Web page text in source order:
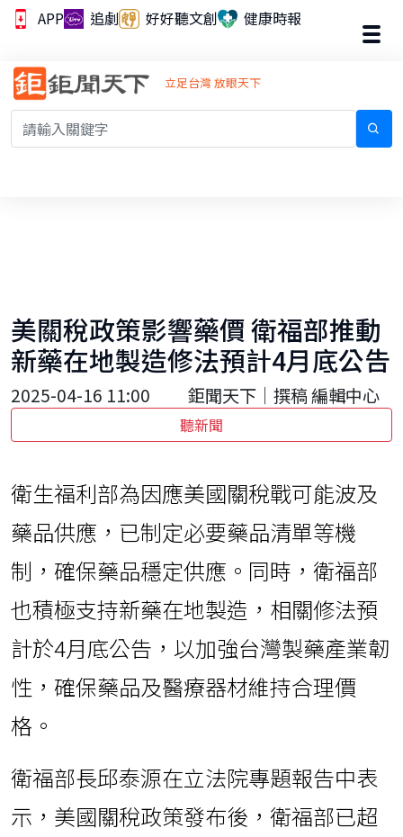
APP 追劇 好好聽文創 健康時報
立足台灣 放眼天下
美關稅政策影響藥價 衛福部推動
新藥在地製造修法預計4月底公告
2025-04-16 11:00 鉅聞天下｜撰稿 編輯中心
聽新聞
衛生福利部為因應美國關稅戰可能波及
藥品供應，已制定必要藥品清單等機
制，確保藥品穩定供應。同時，衛福部
也積極支持新藥在地製造，相關修法預
計於4月底公告，以加強台灣製藥產業韌
性，確保藥品及醫療器材維持合理價
格。
衛福部長邱泰源在立法院專題報告中表
示，美國關稅政策發布後，衛福部已超